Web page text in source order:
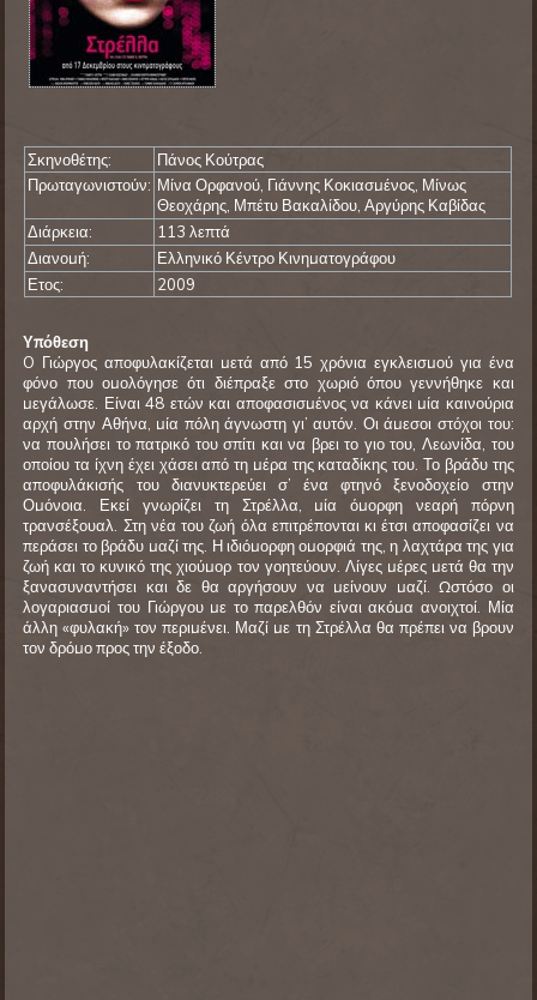
Σκηνοθέτης:
Πάνος Κούτρας
Πρωταγωνιστούν: Μίνα Ορφανού, Γιάννης Κοκιασμένος, Μίνως
Θεοχάρης, Μπέτυ Βακαλίδου, Αργύρης Καβίδας
Διάρκεια:
113 λεπτά
Διανομή:
Ελληνικό Κέντρο Κινηματογράφου
Ετος:
2009
Υπόθεση
O Γιώργος αποφυλακίζεται μετά από 15 χρόνια εγκλεισμού για ένα
φόνο που ομολόγησε ότι διέπραξε στο χωριό όπου γεννήθηκε και
μεγάλωσε. Είναι 48 ετών και αποφασισμένος να κάνει μία καινούρια
αρχή στην Αθήνα, μία πόλη άγνωστη γι’ αυτόν. Οι άμεσοι στόχοι του:
να πουλήσει το πατρικό του σπίτι και να βρει το γιο του, Λεωνίδα, του
οποίου τα ίχνη έχει χάσει από τη μέρα της καταδίκης του. Το βράδυ της
αποφυλάκισής του διανυκτερεύει σ’ ένα φτηνό ξενοδοχείο στην
Ομόνοια. Εκεί γνωρίζει τη Στρέλλα, μία όμορφη νεαρή πόρνη
τρανσέξουαλ. Στη νέα του ζωή όλα επιτρέπονται κι έτσι αποφασίζει να
περάσει το βράδυ μαζί της. Η ιδιόμορφη ομορφιά της, η λαχτάρα της για
ζωή και το κυνικό της χιούμορ τον γοητεύουν. Λίγες μέρες μετά θα την
ξανασυναντήσει και δε θα αργήσουν να μείνουν μαζί. Ωστόσο οι
λογαριασμοί του Γιώργου με το παρελθόν είναι ακόμα ανοιχτοί. Μία
άλλη «φυλακή» τον περιμένει. Μαζί με τη Στρέλλα θα πρέπει να βρουν
τον δρόμο προς την έξοδο.